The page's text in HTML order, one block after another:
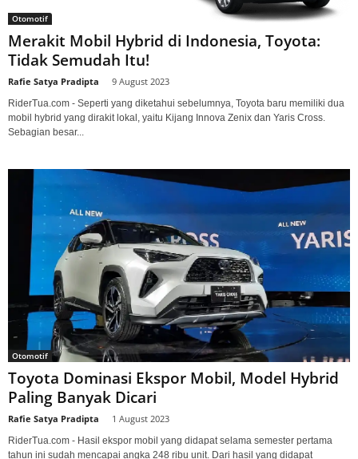
Otomotif
Merakit Mobil Hybrid di Indonesia, Toyota:
Tidak Semudah Itu!
Rafie Satya Pradipta 9 August 2023
RiderTua.com - Seperti yang diketahui sebelumnya, Toyota baru memiliki dua
mobil hybrid yang dirakit lokal, yaitu Kijang Innova Zenix dan Yaris Cross.
Sebagian besar...
Otomotif
Toyota Dominasi Ekspor Mobil, Model Hybrid
Paling Banyak Dicari
Rafie Satya Pradipta 1 August 2023
RiderTua.com - Hasil ekspor mobil yang didapat selama semester pertama
tahun ini sudah mencapai angka 248 ribu unit. Dari hasil yang didapat